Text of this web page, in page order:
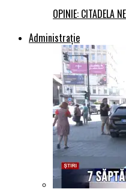
OPINIE: CITADELA
Administraţie